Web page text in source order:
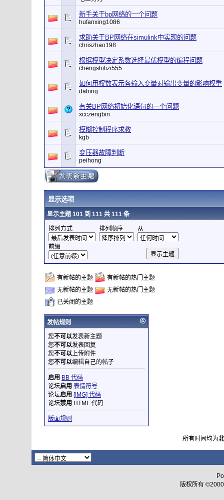
新手关于bp网络的一个问题
hufanxing1086
求助关于BP网络在simulink中实现的问题
chriszhao198
根据模型决定系数选择最优模型的编程问题
chengshilizi555
如何用权数表示各输入变量对输出变量的影响权重
dabing
有关BP网络初始化语句的一个问题
xcczengbin
模糊控制程序求教
kgb
变压器故障判断
peihong
显示选项
显示主题 101 到 111 共 111 条
排列方式 排列顺序 从
前缀
有新帖的主题
有新帖的热门主题
无新帖的主题
无新帖的热门主题
已关闭的主题
发帖规则
您不可以发表新主题
您不可以发表回复
您不可以上传附件
您不可以编辑自己的帖子
启用 BB 代码
论坛启用 表情符号
论坛启用 [IMG] 代码
论坛禁用 HTML 代码
版面规则
所有时间均为
版权所有